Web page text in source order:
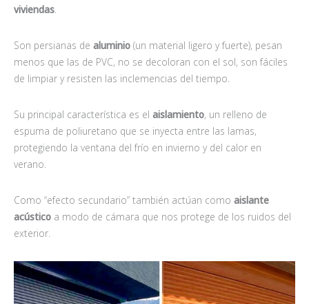
viviendas
Son persianas de aluminio (un material ligero y fuerte), pesan
menos que las de PVC, no se decoloran con el sol, son fáciles
de limpiar y resisten las inclemencias del tiempo.
Su principal característica es el aislamiento, un relleno de
espuma de poliuretano que se inyecta entre las lamas,
protegiendo la ventana del frío en invierno y del calor en
verano.
Como “efecto secundario” también actúan como aislante
acústico a modo de cámara que nos protege de los ruidos del
exterior.